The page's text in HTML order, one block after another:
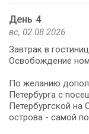
День 4
вс, 02.08.2026
Завтрак в
Освобождение
По желанию
Петербурга с
Петербургской
острова - самой